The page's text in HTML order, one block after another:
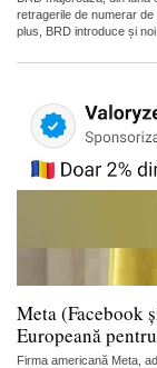
retragerile de numerar
plus, BRD introduce și
Meta (Facebook
Europeană
Firma americană Meta,